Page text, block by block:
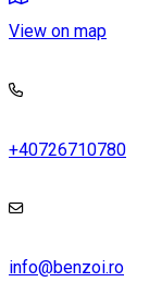
View on map
+40726710780
info@benzoi.ro